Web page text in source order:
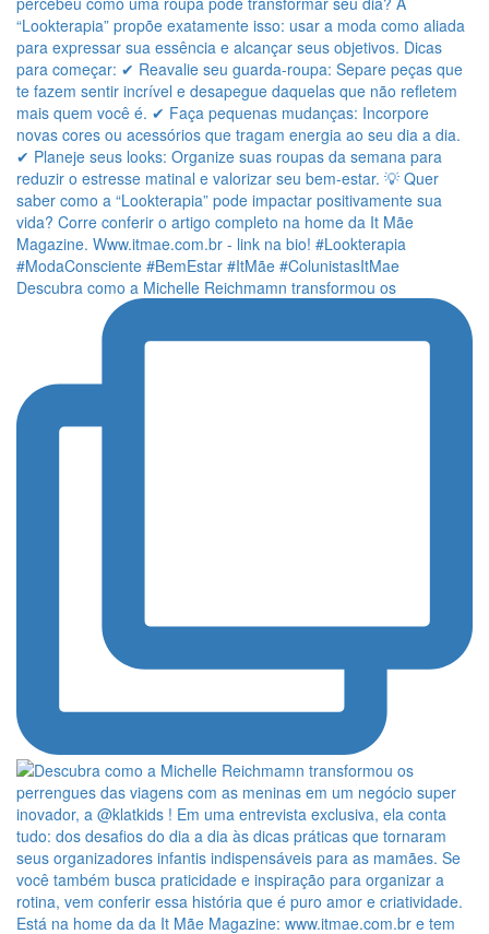
Descubra como a Michelle Reichmamn transformou os